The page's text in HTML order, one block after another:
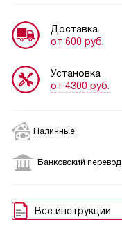
Доставка
от 600 руб.
Установка
от 4300 руб.
Наличные
Банковский перевод
Все инструкции